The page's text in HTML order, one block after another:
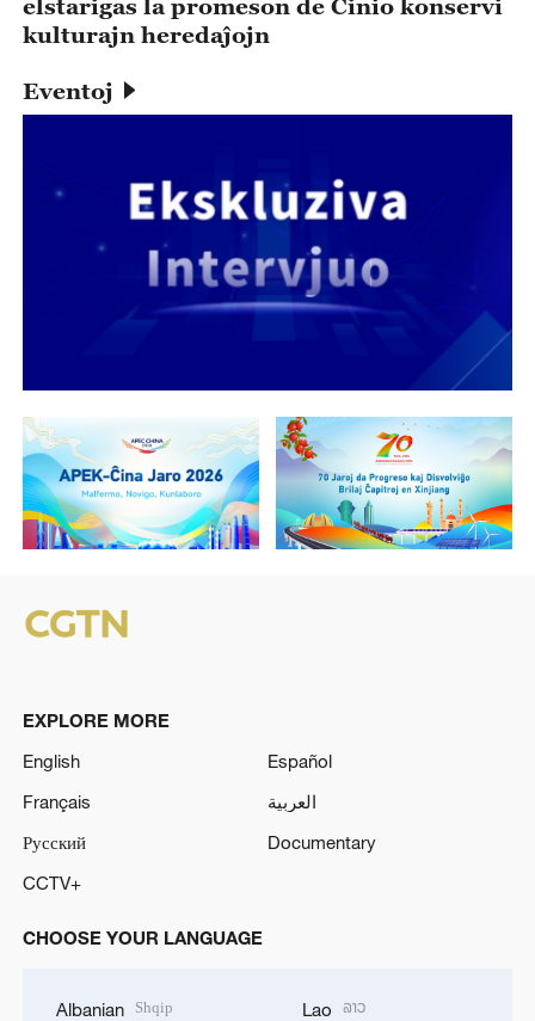
elstarigas la promeson de Ĉinio konservi
kulturajn heredaĵojn
Eventoj
EXPLORE MORE
English
Español
Français
العربية
Русский
Documentary
CCTV+
CHOOSE YOUR LANGUAGE
Albanian Shqip Lao ລາວ